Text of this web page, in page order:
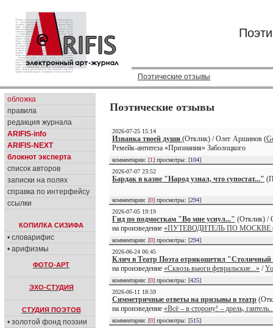
Поэтические отзывы
обложка
правила
редакция журнала
ARIFIS-info
ARIFIS-NEXT
блокнот эксперта
список авторов
записки на полях
справка по интерфейсу
ссылки
КОПИЛКА СИЗИФА
• словарифис
• арифизмы
ФОТО-АРТ
ЭХО-СТУДИЯ
СТУДИЯ ПОЭТОВ
• золотой фонд поэзии
Поэтические отзывы
2026-07-25 15:14
Изнанка твоей души (Отклик) / Олег Аршинов (
Ремейк-антитеза «Признания» Заболоцкого
комментарии: [1] просмотры: [104]
2026-07-07 23:52
Бардак в казне "Народ узнал, что супостат..."
комментарии: [0] просмотры: [294]
2026-07-05 19:19
Гид по подмосткам "Во мне уснул..." (Отклик) /
на произведение «ПУТЕВОДИТЕЛЬ ПО МОСКВЕ
комментарии: [0] просмотры: [294]
2026-06-24 06:45
Клич в Театр Поэта отрикошетил "Столичный
на произведение «Сквозь вьюги февральские...» /
комментарии: [0] просмотры: [425]
2026-06-11 18:59
Симметричные ответы на призывы в театр
на произведение «Всё – в сторону! – дрель,
комментарии: [0] просмотры: [515]